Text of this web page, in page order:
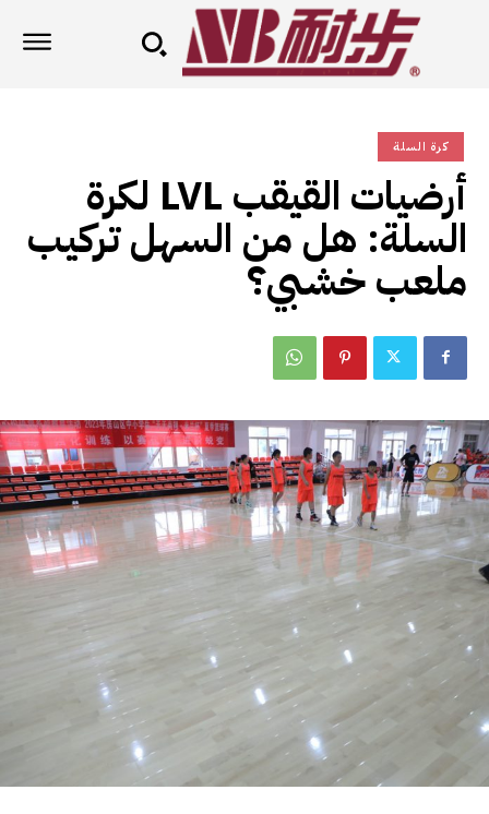
كرة السلة
أرضيات القيقب LVL لكرة
السلة: هل من السهل تركيب
ملعب خشبي؟